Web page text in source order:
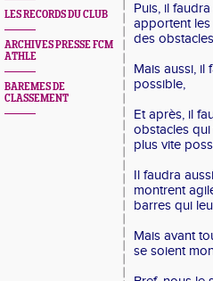
LES RECORDS DU CLUB
ARCHIVES PRESSE FCM
ATHLE
BAREMES DE
CLASSEMENT
Puis, il
apportent
des
Mais aussi, il
possible,
Et après, il
obstacles
plus vite
Il faudra
montrent
barres qui
Mais avant
se soient